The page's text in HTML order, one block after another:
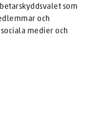
som
och
medier och